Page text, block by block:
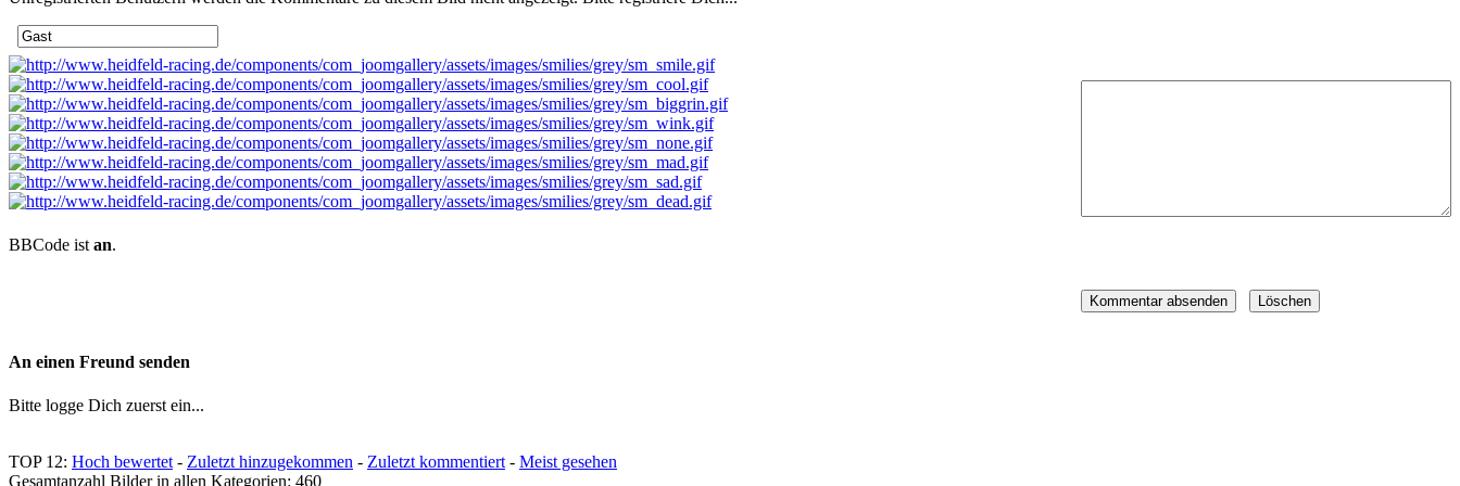
BBCode ist an.
An einen Freund senden
Bitte logge Dich zuerst ein...
TOP 12: Hoch bewertet - Zuletzt hinzugekommen - Zuletzt kommentiert - Meist gesehen
Gesamtanzahl Bilder in allen Kategorien: 460